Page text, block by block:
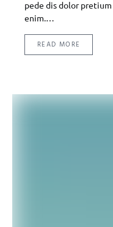
pede dis dolor
enim.…
READ MORE